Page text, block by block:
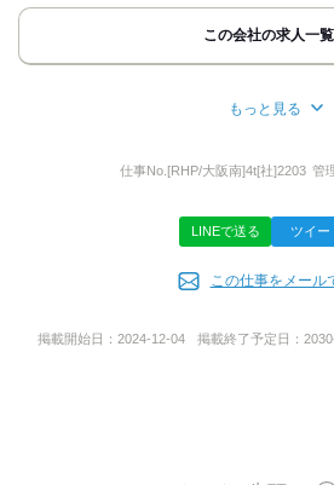
いただけるとスムーズです。
※応募はできればWEBからでお願いしま
※面接の都合が悪くなった場合、
※当日の無断キャンセルはご遠慮くださ
この会社の求人一覧
大阪府高槻市西面北２丁目１９‐１
もっと見る
仕事No. [RHP/大阪南]4t[社]2203 管
LINEで送る ツイー
この仕事をメール
掲載開始日： 2024-12-04 掲載終了予定日：